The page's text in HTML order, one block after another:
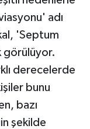
adı
'Septum
görülüyor.
derecelerde
bunu
bazı
şekilde